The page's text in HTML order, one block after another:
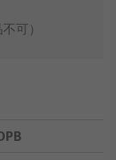
可）